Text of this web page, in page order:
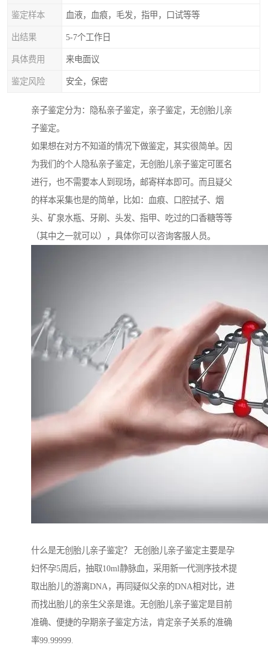
鉴定样本 血液，血痕，毛发，指甲，口试等等
出结果 5-7个工作日
具体费用 来电面议
鉴定风险 安全，保密
亲子鉴定分为：隐私亲子鉴定，亲子鉴定，无创胎儿亲
子鉴定。
如果想在对方不知道的情况下做鉴定，其实很简单。因
为我们的个人隐私亲子鉴定，无创胎儿亲子鉴定可匿名
进行，也不需要本人到现场，邮寄样本即可。而且疑父
的样本采集也是的简单，比如：血痕、口腔拭子、烟
头、矿泉水瓶、牙刷、头发、指甲、吃过的口香糖等等
（其中之一就可以），具体你可以咨询客服人员。
什么是无创胎儿亲子鉴定？ 无创胎儿亲子鉴定主要是孕
妇怀孕5周后，抽取10ml静脉血，采用新一代测序技术提
取出胎儿的游离DNA，再同疑似父亲的DNA相对比，进
而找出胎儿的亲生父亲是谁。无创胎儿亲子鉴定是目前
准确、便捷的孕期亲子鉴定方法，肯定亲子关系的准确
率99.99999.